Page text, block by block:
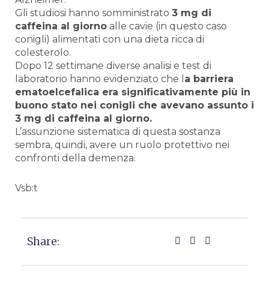
Gli studiosi hanno somministrato 3 mg di
caffeina al giorno alle cavie (in questo caso
conigli) alimentati con una dieta ricca di
colesterolo.
Dopo 12 settimane diverse analisi e test di
laboratorio hanno evidenziato che l a barriera
ematoelcefalica era significativamente più in
buono stato nei conigli che avevano assunto i
3 mg di caffeina al giorno.
L’assunzione sistematica di questa sostanza
sembra, quindi, avere un ruolo protettivo nei
confronti della demenza.
Vsb:t
Share: